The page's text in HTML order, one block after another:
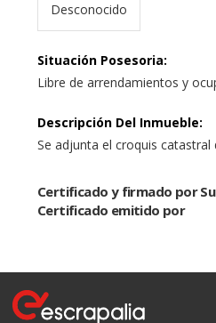
Desconocido
Situación Posesoria:
Libre de arrendamientos y
Descripción Del Inmueble:
Se adjunta el croquis catastral
Certificado y firmado por
Certificado emitido por